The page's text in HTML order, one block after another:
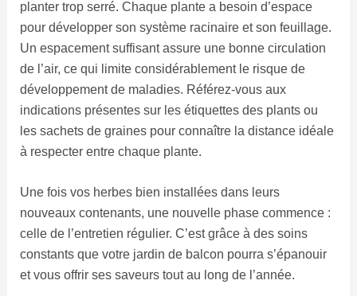
planter trop serré. Chaque plante a besoin d’espace
pour développer son système racinaire et son feuillage.
Un espacement suffisant assure une bonne circulation
de l’air, ce qui limite considérablement le risque de
développement de maladies. Référez-vous aux
indications présentes sur les étiquettes des plants ou
les sachets de graines pour connaître la distance idéale
à respecter entre chaque plante.
Une fois vos herbes bien installées dans leurs
nouveaux contenants, une nouvelle phase commence :
celle de l’entretien régulier. C’est grâce à des soins
constants que votre jardin de balcon pourra s’épanouir
et vous offrir ses saveurs tout au long de l’année.